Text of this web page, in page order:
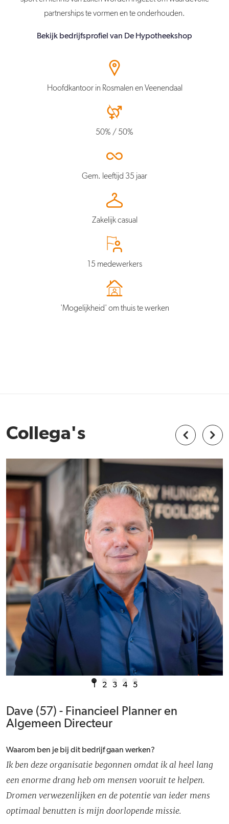
partnerships te vormen en te onderhouden.
Bekijk bedrijfsprofiel van De Hypotheekshop
Hoofdkantoor in Rosmalen en Veenendaal
50% / 50%
Gem. leeftijd 35 jaar
Zakelijk casual
15 medewerkers
'Mogelijkheid' om thuis te werken
Collega's
1 2 3 4 5
Dave (57) - Financieel Planner en
Algemeen Directeur
Waarom ben je bij dit bedrijf gaan werken?
Ik ben deze organisatie begonnen omdat ik al heel lang
een enorme drang heb om mensen vooruit te helpen.
Dromen verwezenlijken en de potentie van ieder mens
optimaal benutten is mijn doorlopende missie.